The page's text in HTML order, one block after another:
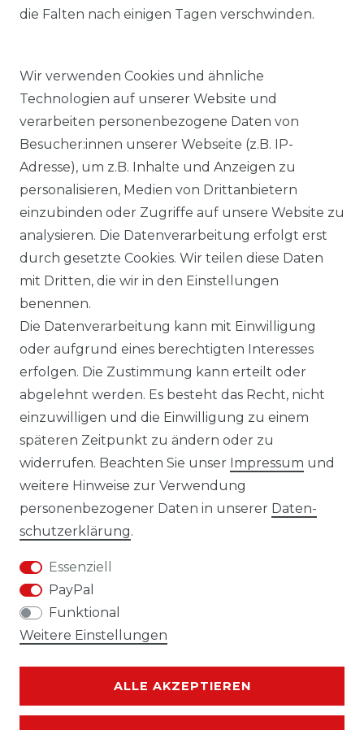
die Falten nach einigen Tagen verschwinden.
KOSTENLOSER & SCHNELLER VERSAND
LIEFERZEIT ETWA 1 BIS 3 WERKTAGE
14 TAGE RÜCKGABERECHT
Laro-Shop.de
06233-7705680
info@laro-shop.de
Montag - Freitag, 09:00 - 17:00
Widerrufs­recht
Daten­schutz­erklärung
Wir verwenden Cookies und ähnliche
Technologien auf unserer Website und
verarbeiten personenbezogene Daten von
Besucher:innen unserer Webseite (z.B. IP-
Adresse), um z.B. Inhalte und Anzeigen zu
personalisieren, Medien von Drittanbietern
einzubinden oder Zugriffe auf unsere Website zu
analysieren. Die Datenverarbeitung erfolgt erst
durch gesetzte Cookies. Wir teilen diese Daten
mit Dritten, die wir in den Einstellungen
benennen.
Die Datenverarbeitung kann mit Einwilligung
oder aufgrund eines berechtigten Interesses
erfolgen. Die Zustimmung kann erteilt oder
abgelehnt werden. Es besteht das Recht, nicht
einzuwilligen und die Einwilligung zu einem
späteren Zeitpunkt zu ändern oder zu
widerrufen. Beachten Sie unser Impressum und
weitere Hinweise zur Verwendung
personenbezogener Daten in unserer Daten­
schutz­erklärung.
Essenziell
PayPal
Funktional
Weitere Einstellungen
ALLE AKZEPTIEREN